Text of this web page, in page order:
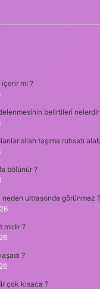
içerir mi ?
belirtileri nelerdir
silah taşıma ruhsatı
bölünür ?
neden ultrasonda görünmez ?
midir ?
?
çok kısaca ?